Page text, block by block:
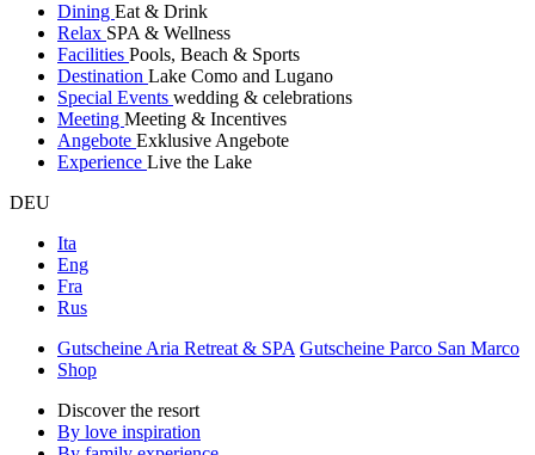
Dining Eat & Drink
Relax SPA & Wellness
Facilities Pools, Beach & Sports
Destination Lake Como and Lugano
Special Events wedding & celebrations
Meeting Meeting & Incentives
Angebote Exklusive Angebote
Experience Live the Lake
DEU
Ita
Eng
Fra
Rus
Gutscheine Aria Retreat & SPA Gutscheine Parco San Marco
Shop
Discover the resort
By love inspiration